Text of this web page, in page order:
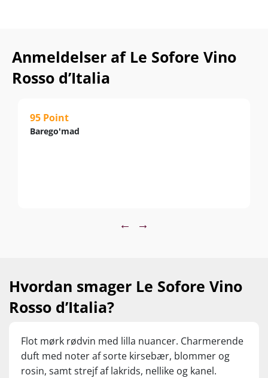
Anmeldelser af Le Sofore Vino
Rosso d’Italia
95 Point
Barego'mad
← →
Hvordan smager Le Sofore Vino
Rosso d’Italia?
Flot mørk rødvin med lilla nuancer. Charmerende
duft med noter af sorte kirsebær, blommer og
rosin, samt strejf af lakrids, nellike og kanel.